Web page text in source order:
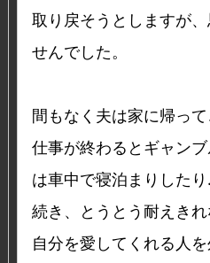
取り戻そうとしますが
せんでした。
間もなく夫は家に帰って
仕事が終わるとギャン
は車中で寝泊まりした
続き、とうとう耐えきれ
自分を愛してくれる人